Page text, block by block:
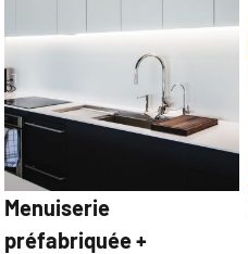
Menuiserie
préfabriquée +